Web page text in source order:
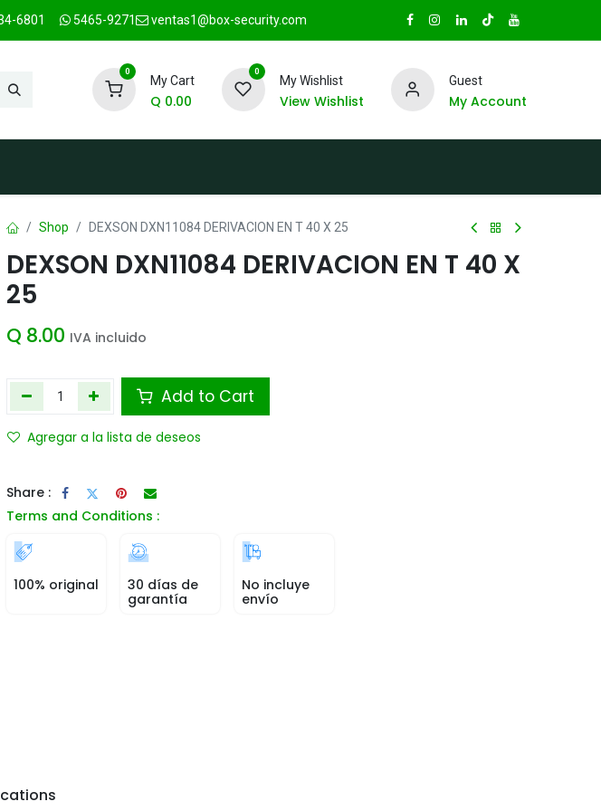
6801 5465-9271 ventas1@box-security.com
0
My Cart
Q 0.00
0
My Wishlist
View Wishlist
Guest
My Account
Shop DEXSON DXN11084 DERIVACION EN T 40 X 25
DEXSON DXN11084 DERIVACION EN T 40 X
25
Q 8.00 IVA incluido
Add to Cart
Agregar a la lista de deseos
Share :
Terms and Conditions :
100% original
30 días de
garantía
No incluye
envío